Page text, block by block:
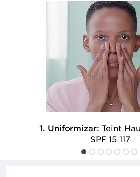
1. Uniformizar: Teint
SPF 15 117